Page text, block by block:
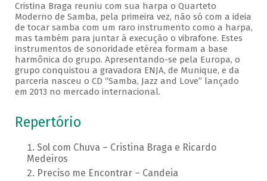
Cristina Braga reuniu com sua harpa o Quarteto
Moderno de Samba, pela primeira vez, não só com a ideia
de tocar samba com um raro instrumento como a harpa,
mas também para juntar à execução o vibrafone. Estes
instrumentos de sonoridade etérea formam a base
harmônica do grupo. Apresentando-se pela Europa, o
grupo conquistou a gravadora ENJA, de Munique, e da
parceria nasceu o CD “Samba, Jazz and Love” lançado
em 2013 no mercado internacional.
Repertório
Sol com Chuva – Cristina Braga e Ricardo
Medeiros
Preciso me Encontrar – Candeia